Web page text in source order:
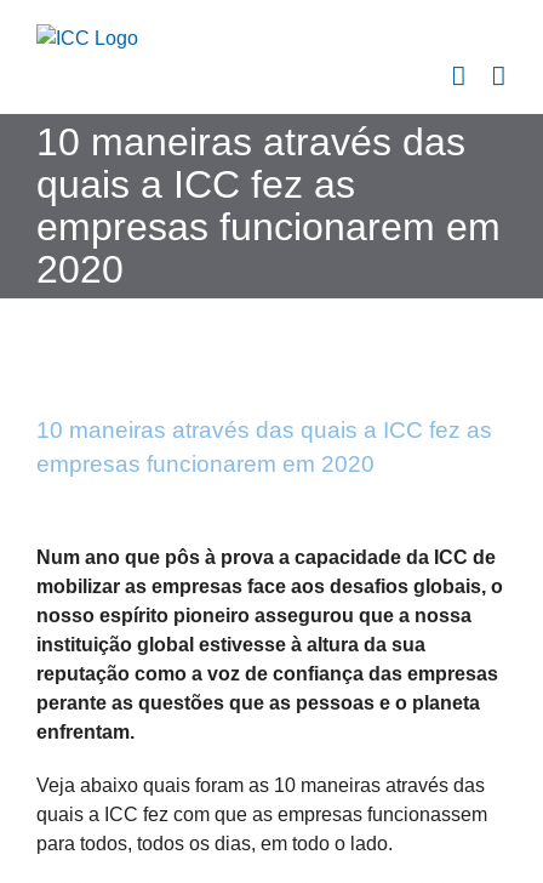
10 maneiras através das
quais a ICC fez as
empresas funcionarem em
2020
10 maneiras através das quais a ICC fez as
empresas funcionarem em 2020
Larger
Image
Num ano que pôs à prova a capacidade da ICC de
mobilizar as empresas face aos desafios globais, o
nosso espírito pioneiro assegurou que a nossa
instituição global estivesse à altura da sua
reputação como a voz de confiança das empresas
perante as questões que as pessoas e o planeta
enfrentam.
Veja abaixo quais foram as 10 maneiras através das
quais a ICC fez com que as empresas funcionassem
para todos, todos os dias, em todo o lado.